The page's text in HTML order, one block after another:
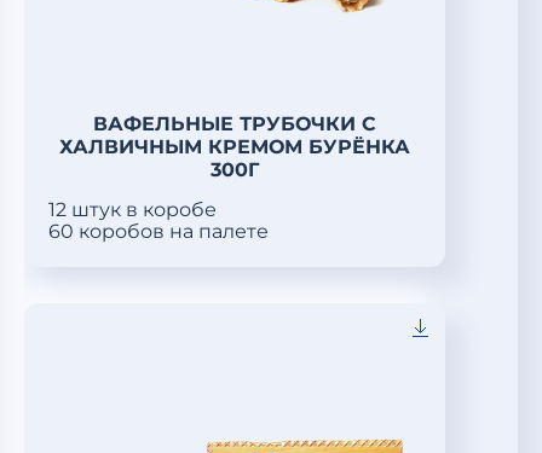
ВАФЕЛЬНЫЕ ТРУБОЧКИ С
ХАЛВИЧНЫМ КРЕМОМ БУРЁНКА
300Г
12 штук в коробе
60 коробов на палете